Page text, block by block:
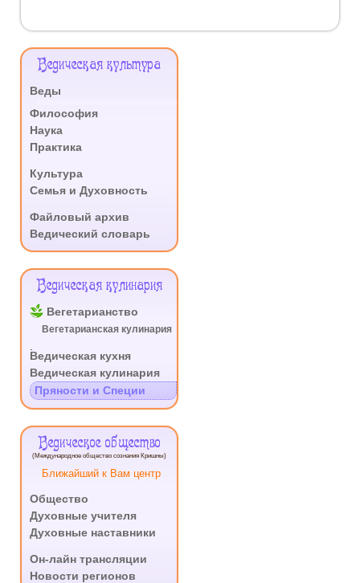
Меню
Ведическая культура
Веды
Философия
Наука
Практика
Культура
Семья и Духовность
Файловый архив
Ведический словарь
Ведическая кулинария
Вегетарианство
Вегетарианская кулинария
Ведическая кухня
Ведическая кулинария
Пряности и Специи
Ведическое общество
(Международное общество сознания Кришны)
Ближайший к Вам центр
Общество
Духовные учителя
Духовные наставники
Он-лайн трансляции
Новости регионов